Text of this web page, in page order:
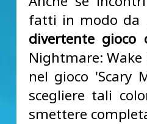
fatti in modo da
divertente gioco
Nightmare:
nel gioco 'Scary
scegliere tali
smettere